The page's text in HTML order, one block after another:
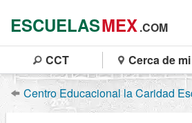
ESCUELASMEX.COM
CCT Cerca de mi
Centro Educacional la Caridad